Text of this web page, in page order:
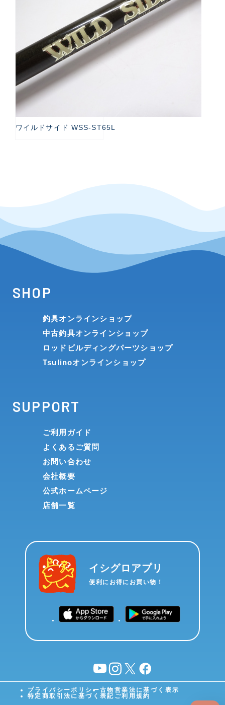
ワイルドサイド WSS-ST65L
SHOP
釣具オンラインショップ
中古釣具オンラインショップ
ロッドビルディングパーツショップ
Tsulinoオンラインショップ
SUPPORT
ご利用ガイド
よくあるご質問
お問い合わせ
会社概要
公式ホームページ
店舗一覧
イシグロアプリ
便利にお得にお買い物！
YouTubeinstagram
X facebook
プライバシーポリシー古物営業法に基づく表示
特定商取引法に基づく表記 ご利用規約